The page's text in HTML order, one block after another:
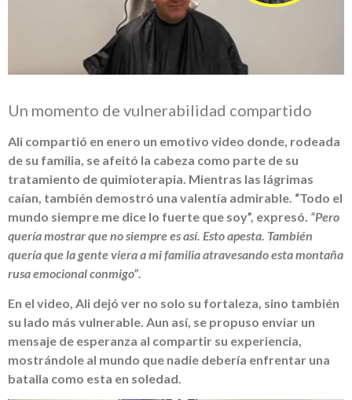
Un momento de vulnerabilidad compartido
Ali compartió en enero un emotivo video donde, rodeada
de su familia, se afeitó la cabeza como parte de su
tratamiento de quimioterapia. Mientras las lágrimas
caían, también demostró una valentía admirable. “Todo el
mundo siempre me dice lo fuerte que soy”, expresó. “Pero
quería mostrar que no siempre es así. Esto apesta. También
quería que la gente viera a mi familia atravesando esta montaña
rusa emocional conmigo”.
En el video, Ali dejó ver no solo su fortaleza, sino también
su lado más vulnerable. Aun así, se propuso enviar un
mensaje de esperanza al compartir su experiencia,
mostrándole al mundo que nadie debería enfrentar una
batalla como esta en soledad.